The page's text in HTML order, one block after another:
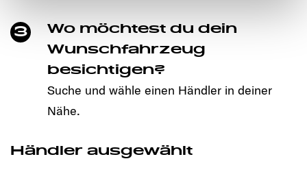
den störungsfreien Betrieb der Webseite und die
Ermöglichung der Seitennavigation erforderlich sind.
3
Wo möchtest du dein
Wunschfahrzeug
besichtigen?
Suche und wähle einen Händler in deiner
Nähe.
Händler ausgewählt